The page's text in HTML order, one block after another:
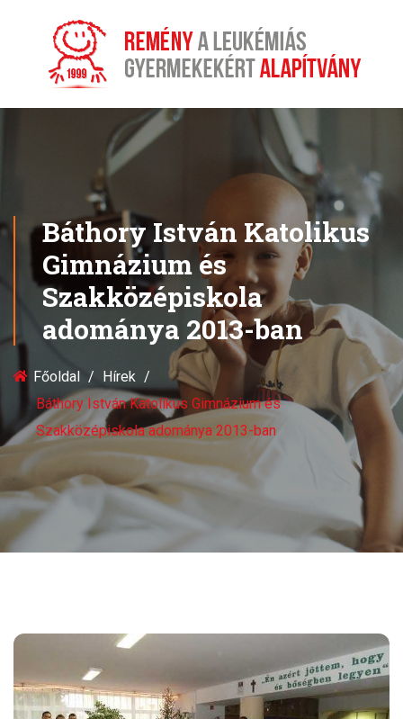
Báthory István Katolikus
Gimnázium és
Szakközépiskola
adománya 2013-ban
Főoldal
Hírek
Báthory István Katolikus Gimnázium és
Szakközépiskola adománya 2013-ban